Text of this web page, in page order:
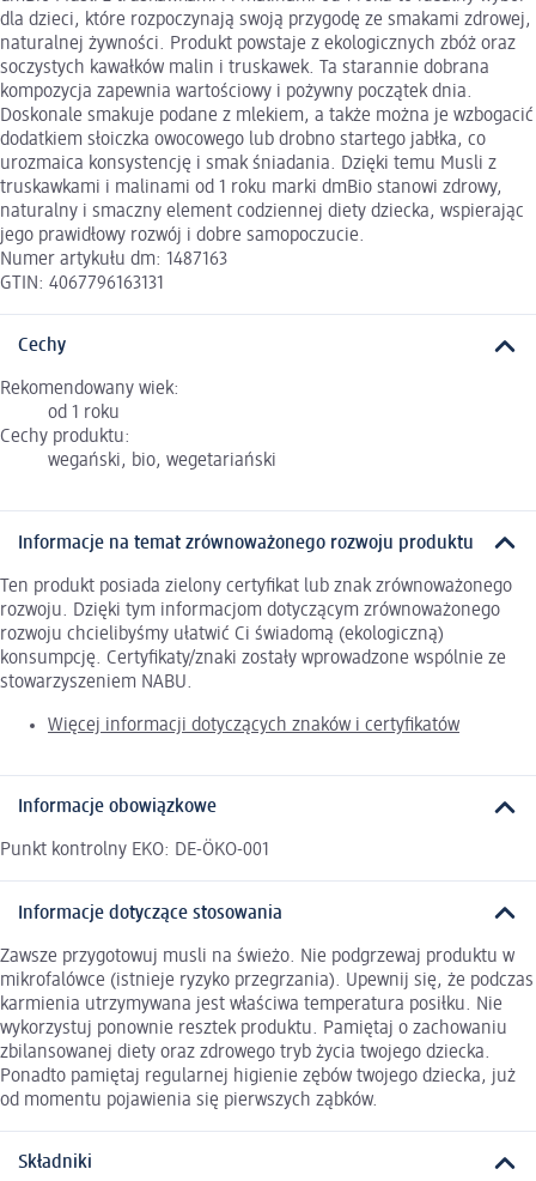
dla dzieci, które rozpoczynają swoją przygodę ze smakami zdrowej,
naturalnej żywności. Produkt powstaje z ekologicznych zbóż oraz
soczystych kawałków malin i truskawek. Ta starannie dobrana
kompozycja zapewnia wartościowy i pożywny początek dnia.
Doskonale smakuje podane z mlekiem, a także można je wzbogacić
dodatkiem słoiczka owocowego lub drobno startego jabłka, co
urozmaica konsystencję i smak śniadania. Dzięki temu Musli z
truskawkami i malinami od 1 roku marki dmBio stanowi zdrowy,
naturalny i smaczny element codziennej diety dziecka, wspierając
jego prawidłowy rozwój i dobre samopoczucie.
Numer artykułu dm: 1487163
GTIN: 4067796163131
Cechy
Rekomendowany wiek:
od 1 roku
Cechy produktu:
wegański, bio, wegetariański
Informacje na temat zrównoważonego rozwoju produktu
Ten produkt posiada zielony certyfikat lub znak zrównoważonego
rozwoju. Dzięki tym informacjom dotyczącym zrównoważonego
rozwoju chcielibyśmy ułatwić Ci świadomą (ekologiczną)
konsumpcję. Certyfikaty/znaki zostały wprowadzone wspólnie ze
stowarzyszeniem NABU.
Więcej informacji dotyczących znaków i certyfikatów
Informacje obowiązkowe
Punkt kontrolny EKO: DE-ÖKO-001
Informacje dotyczące stosowania
Zawsze przygotowuj musli na świeżo. Nie podgrzewaj produktu w
mikrofalówce (istnieje ryzyko przegrzania). Upewnij się, że podczas
karmienia utrzymywana jest właściwa temperatura posiłku. Nie
wykorzystuj ponownie resztek produktu. Pamiętaj o zachowaniu
zbilansowanej diety oraz zdrowego tryb życia twojego dziecka.
Ponadto pamiętaj regularnej higienie zębów twojego dziecka, już
od momentu pojawienia się pierwszych ząbków.
Składniki